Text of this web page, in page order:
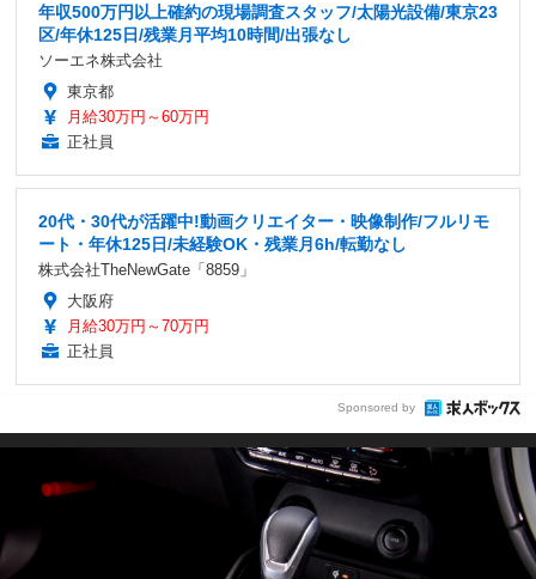
年収500万円以上確約の現場調査スタッフ/太陽光設備/東京23
区/年休125日/残業月平均10時間/出張なし
ソーエネ株式会社
東京都
月給30万円～60万円
正社員
20代・30代が活躍中!動画クリエイター・映像制作/フルリモ
ート・年休125日/未経験OK・残業月6h/転勤なし
株式会社TheNewGate「8859」
大阪府
月給30万円～70万円
正社員
Sponsored by